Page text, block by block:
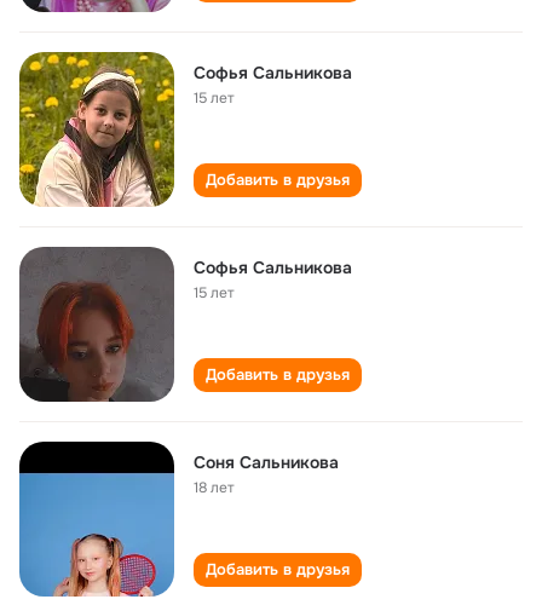
Софья Сальникова
15 лет
Добавить в друзья
Софья Сальникова
15 лет
Добавить в друзья
Соня Сальникова
18 лет
Добавить в друзья